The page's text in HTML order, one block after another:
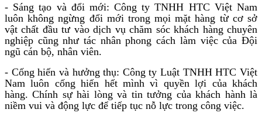
- Sáng tạo và đổi mới: Công ty TNHH HTC Việt Nam
luôn không ngừng đổi mới trong mọi mặt hàng từ cơ sở
vật chất đầu tư vào dịch vụ chăm sóc khách hàng chuyên
nghiệp cũng như tác nhân phong cách làm việc của Đội
ngũ cán bộ, nhân viên.
- Cống hiến và hưởng thụ: Công ty Luật TNHH HTC Việt
Nam luôn cống hiến hết mình vì quyền lợi của khách
hàng. Chính sự hài lòng và tin tưởng của khách hành là
niềm vui và động lực để tiếp tục nỗ lực trong công việc.